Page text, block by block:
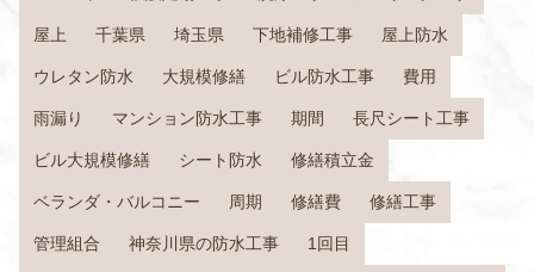
屋上 千葉県 埼玉県 下地補修工事 屋上防水
ウレタン防水 大規模修繕 ビル防水工事 費用
雨漏り マンション防水工事 期間 長尺シート工事
ビル大規模修繕 シート防水 修繕積立金
ベランダ・バルコニー 周期 修繕費 修繕工事
管理組合 神奈川県の防水工事 1回目